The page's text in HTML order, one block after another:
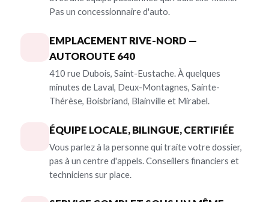
Pas un concessionnaire d'auto.
EMPLACEMENT RIVE-NORD —
AUTOROUTE 640
410 rue Dubois, Saint-Eustache. À quelques
minutes de Laval, Deux-Montagnes, Sainte-
Thérèse, Boisbriand, Blainville et Mirabel.
ÉQUIPE LOCALE, BILINGUE, CERTIFIÉE
Vous parlez à la personne qui traite votre dossier,
pas à un centre d'appels. Conseillers financiers et
techniciens sur place.